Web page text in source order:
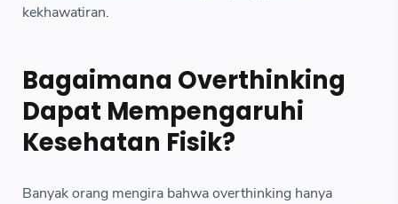
kekhawatiran.
Bagaimana Overthinking
Dapat Mempengaruhi
Kesehatan Fisik?
Banyak orang mengira bahwa overthinking hanya